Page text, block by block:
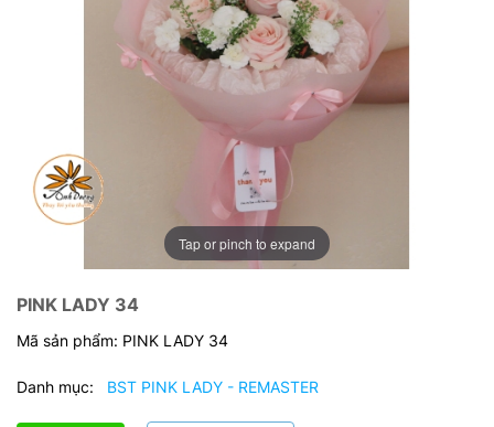
Tap or pinch to expand
PINK LADY 34
Mã sản phẩm: PINK LADY 34
Danh mục: BST PINK LADY - REMASTER